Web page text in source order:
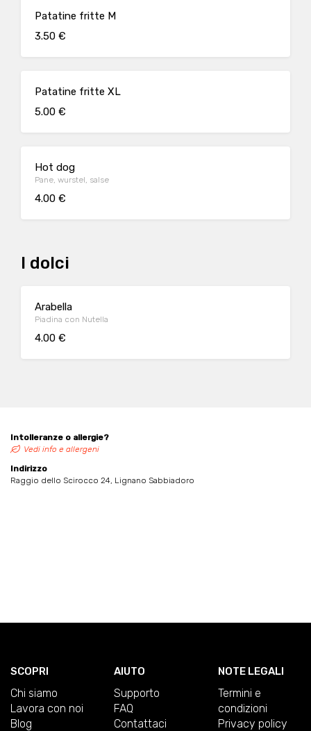
Patatine fritte M
3.50 €
Patatine fritte XL
5.00 €
Hot dog
Pane, wurstel, salse
4.00 €
I dolci
Arabella
Piadina con Nutella
4.00 €
Intolleranze o allergie?
Vedi info e allergeni
Indirizzo
Raggio dello Scirocco 24, Lignano Sabbiadoro
SCOPRI
Chi siamo
Lavora con noi
Blog
AIUTO
Supporto
FAQ
Contattaci
NOTE LEGALI
Termini e
condizioni
Privacy policy